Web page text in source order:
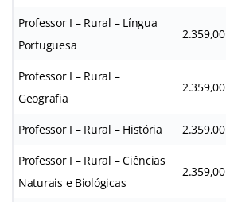
Professor I – Rural – Língua
Portuguesa
2.359,00
Professor I – Rural –
Geografia
2.359,00
Professor I – Rural – História 2.359,00
Professor I – Rural – Ciências
Naturais e Biológicas
2.359,00